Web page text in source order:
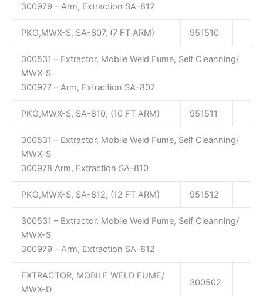
300979 – Arm, Extraction SA-812
PKG,MWX-S, SA-807, (7 FT ARM) 951510
300531 – Extractor, Mobile Weld Fume, Self Cleanning/
MWX-S
300977 – Arm, Extraction SA-807
PKG,MWX-S, SA-810, (10 FT ARM) 951511
300531 – Extractor, Mobile Weld Fume, Self Cleanning/
MWX-S
300978 Arm, Extraction SA-810
PKG,MWX-S, SA-812, (12 FT ARM) 951512
300531 – Extractor, Mobile Weld Fume, Self Cleanning/
MWX-S
300979 – Arm, Extraction SA-812
EXTRACTOR, MOBILE WELD FUME/
MWX-D
300502